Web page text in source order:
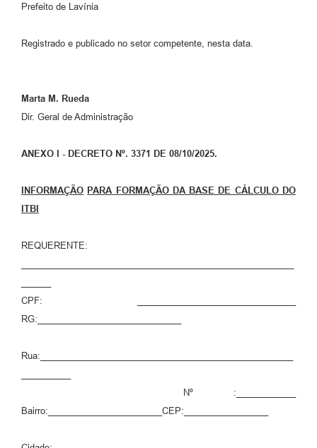
Prefeito de Lavínia
Registrado e publicado no setor competente, nesta data.
Marta M. Rueda
Dir. Geral de Administração
ANEXO I - DECRETO Nº. 3371 DE 08/10/2025.
INFORMAÇÃO PARA FORMAÇÃO DA BASE DE CÁLCULO DO
ITBI
REQUERENTE:
CPF: ________________________________
RG:_____________________________
Rua:___________________________________________________
Nº :____________
Bairro:_______________________CEP:_________________